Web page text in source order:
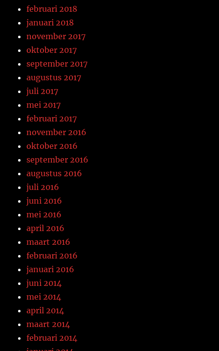
februari 2018
januari 2018
november 2017
oktober 2017
september 2017
augustus 2017
juli 2017
mei 2017
februari 2017
november 2016
oktober 2016
september 2016
augustus 2016
juli 2016
juni 2016
mei 2016
april 2016
maart 2016
februari 2016
januari 2016
juni 2014
mei 2014
april 2014
maart 2014
februari 2014